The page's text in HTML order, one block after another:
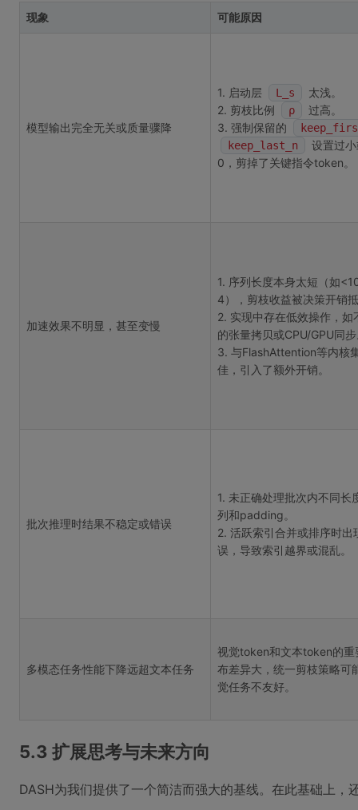
现象 可能原因
模型输出完全无关或质量骤降
1. 启动层 L_s
太浅。
2. 剪枝比例
ρ
过高。
3. 强制保留的
keep_last_n
设置过
0，剪掉了关键指令token。
加速效果不明显，甚至变慢
1. 序列长度本身太短（如
4），剪枝收益被决策开销
2. 实现中存在低效操作，如
的张量拷贝或CPU/GPU同
3. 与FlashAttention等内核
佳，引入了额外开销。
批次推理时结果不稳定或错误
1. 未正确处理批次内不同长
列和padding。
2. 活跃索引合并或排序时出
误，导致索引越界或混乱。
多模态任务性能下降远超文本任务
视觉token和文本token的重
布差异大，统一剪枝策略可
觉任务不友好。
5.3 扩展思考与未来方向
DASH为我们提供了一个简洁而强大的基线。在此基础上，